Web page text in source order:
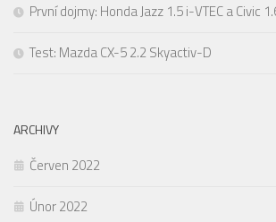
První dojmy: Honda Jazz 1.5 i-VTEC a Civic
Test: Mazda CX-5 2.2 Skyactiv-D
ARCHIVY
Červen 2022
Únor 2022